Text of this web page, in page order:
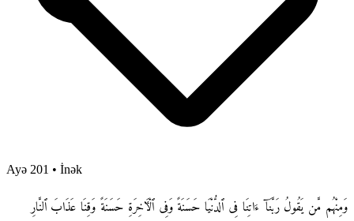
Ayə 201 • İnək
وَمِنْهُم مَّن يَقُولُ رَبَّنَآ ءَاتِنَا فِى ٱلدُّنْيَا حَسَنَةً وَفِى ٱلْـَٔاخِرَةِ حَسَنَةً وَقِنَا عَذَابَ ٱلنَّارِ